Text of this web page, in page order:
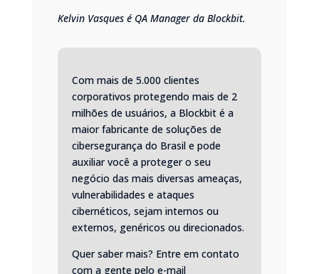
Kelvin Vasques é QA Manager da Blockbit.
Com mais de 5.000 clientes
corporativos protegendo mais de 2
milhões de usuários, a Blockbit é a
maior fabricante de soluções de
cibersegurança do Brasil e pode
auxiliar você a proteger o seu
negócio das mais diversas ameaças,
vulnerabilidades e ataques
cibernéticos, sejam internos ou
externos, genéricos ou direcionados.
Quer saber mais? Entre em contato
com a gente pelo e-mail